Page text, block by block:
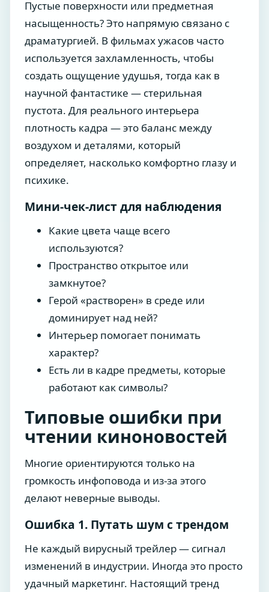
Пустые поверхности или предметная
насыщенность? Это напрямую связано с
драматургией. В фильмах ужасов часто
используется захламленность, чтобы
создать ощущение удушья, тогда как в
научной фантастике — стерильная
пустота. Для реального интерьера
плотность кадра — это баланс между
воздухом и деталями, который
определяет, насколько комфортно глазу и
психике.
Мини-чек-лист для наблюдения
Какие цвета чаще всего
используются?
Пространство открытое или
замкнутое?
Герой «растворен» в среде или
доминирует над ней?
Интерьер помогает понимать
характер?
Есть ли в кадре предметы, которые
работают как символы?
Типовые ошибки при
чтении киноновостей
Многие ориентируются только на
громкость инфоповода и из-за этого
делают неверные выводы.
Ошибка 1. Путать шум с трендом
Не каждый вирусный трейлер — сигнал
изменений в индустрии. Иногда это просто
удачный маркетинг. Настоящий тренд